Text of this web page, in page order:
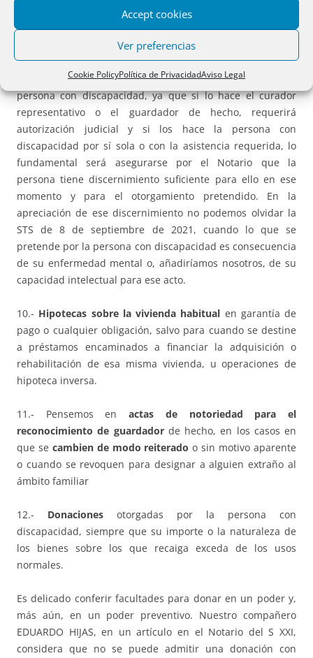
Accept cookies
Ver preferencias
Cookie PolicyPolítica de PrivacidadAviso Legal
La sospecha mayor en este caso y en los que a
continuación se citan, a nuestro juicio, surgirá si quien
realiza estos negocios jurídicos es un apoderado de la
persona con discapacidad, ya que si lo hace el curador
representativo o el guardador de hecho, requerirá
autorización judicial y si los hace la persona con
discapacidad por sí sola o con la asistencia requerida, lo
fundamental será asegurarse por el Notario que la
persona tiene discernimiento suficiente para ello en ese
momento y para el otorgamiento pretendido. En la
apreciación de ese discernimiento no podemos olvidar la
STS de 8 de septiembre de 2021, cuando lo que se
pretende por la persona con discapacidad es consecuencia
de su enfermedad mental o, añadiríamos nosotros, de su
capacidad intelectual para ese acto.
10.- Hipotecas sobre la vivienda habitual en garantía de
pago o cualquier obligación, salvo para cuando se destine
a préstamos encaminados a financiar la adquisición o
rehabilitación de esa misma vivienda, u operaciones de
hipoteca inversa.
11.- Pensemos enactas de notoriedad para el
reconocimiento de guardador de hecho, en los casos en
que se cambien de modo reiteradoo sin motivo aparente
o cuando se revoquen para designar a alguien extraño al
ámbito familiar
12.- Donaciones otorgadas por la persona con
discapacidad, siempre que su importe o la naturaleza de
los bienes sobre los que recaiga exceda de los usos
normales.
Es delicado conferir facultades para donar en un poder y,
más aún, en un poder preventivo. Nuestro compañero
EDUARDO HIJAS, en un artículo en el Notario del S XXI,
considera que no se puede admitir una donación con